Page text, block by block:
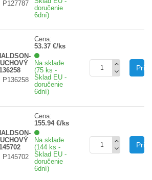
P127787
doručenie
6dní)
P136258
Cena:
53.37 €/ks
Na sklade
(75 ks -
Sklad EU -
doručenie
6dní)
P145702
Cena:
155.94 €/ks
Na sklade
(144 ks -
Sklad EU -
doručenie
6dní)